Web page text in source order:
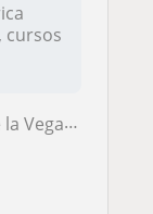
cursos
Pint...